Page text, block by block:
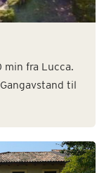
min fra Lucca.
til